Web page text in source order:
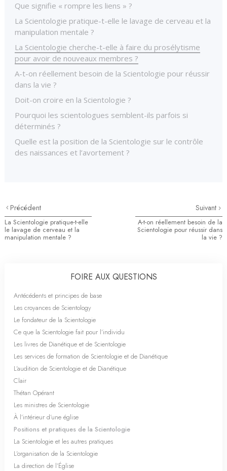
Que signifie « rompre les liens » ?
La Scientologie pratique-t-elle le lavage de cerveau et la
manipulation mentale ?
La Scientologie cherche-t-elle à faire du prosélytisme
pour avoir de nouveaux membres ?
A-t-on réellement besoin de la Scientologie pour réussir
dans la vie ?
Doit-on croire en la Scientologie ?
Pourquoi les scientologues semblent-ils parfois si
déterminés ?
Quelle est la position de la Scientologie sur le contrôle
des naissances et l’avortement ?
Précédent
La Scientologie pratique-t-elle
le lavage de cerveau et la
manipulation mentale ?
Suivant
A-t-on réellement besoin de la
Scientologie pour réussir dans
la vie ?
FOIRE AUX QUESTIONS
Antécédents et principes de base
Les croyances de Scientology
Le fondateur de la Scientologie
Ce que la Scientologie fait pour l’individu
Les livres de Dianétique et de Scientologie
Les services de formation de Scientologie et de Dianétique
L’audition de Scientologie et de Dianétique
Clair
Thétan Opérant
Les ministres de Scientologie
À l’intérieur d’une église
Positions et pratiques de la Scientologie
La Scientologie et les autres pratiques
L’organisation de la Scientologie
La direction de l’Église